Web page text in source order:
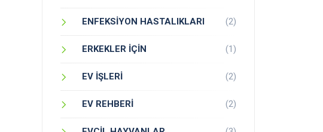
ENFEKSİYON HASTALIKLARI (2)
ERKEKLER İÇİN (1)
EV İŞLERİ (2)
EV REHBERİ (2)